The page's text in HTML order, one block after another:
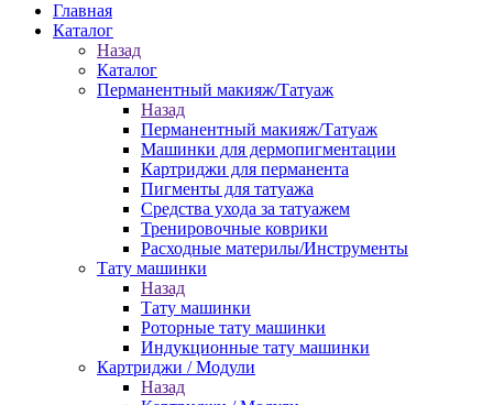
Главная
Каталог
Назад
Каталог
Перманентный макияж/Татуаж
Назад
Перманентный макияж/Татуаж
Машинки для дермопигментации
Картриджи для перманента
Пигменты для татуажа
Средства ухода за татуажем
Тренировочные коврики
Расходные материлы/Инструменты
Тату машинки
Назад
Тату машинки
Роторные тату машинки
Индукционные тату машинки
Картриджи / Модули
Назад